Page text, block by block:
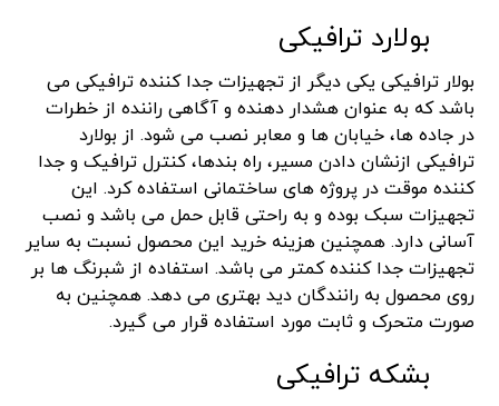
بولارد ترافیکی
بولار ترافیکی یکی دیگر از تجهیزات جدا کننده ترافیکی می
باشد که به عنوان هشدار دهنده و آگاهی راننده از خطرات
در جاده ها، خیابان ها و معابر نصب می شود. از بولارد
ترافیکی ازنشان دادن مسیر، راه بندها، کنترل ترافیک و جدا
کننده موقت در پروژه های ساختمانی استفاده کرد. این
تجهیزات سبک بوده و به راحتی قابل حمل می باشد و نصب
آسانی دارد. همچنین هزینه خرید این محصول نسبت به سایر
تجهیزات جدا کننده کمتر می باشد. استفاده از شبرنگ ها بر
روی محصول به رانندگان دید بهتری می دهد. همچنین به
صورت متحرک و ثابت مورد استفاده قرار می گیرد.
بشکه ترافیکی